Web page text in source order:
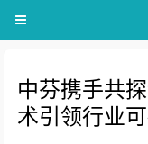
中芬携手共
术引领行业